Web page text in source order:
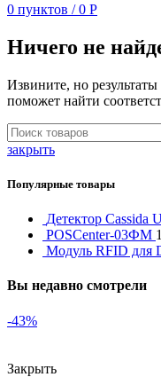
0 пунктов / 0 Р
Ничего не
Извините, но
поможет найти
закрыть
Популярные товары
Детектор Cassida
POSCenter-03ФМ
Модуль RFID
Вы недавно смотрели
-43%
Закрыть